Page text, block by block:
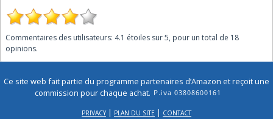
Commentaires des utilisateurs: 4.1 étoiles sur5, pour un total de 18
opinions.
Ce site web fait partie du programme partenaires d’Amazon et reçoit une
commission pour chaque achat.
PRIVACY| PLAN DU SITE | CONTACT